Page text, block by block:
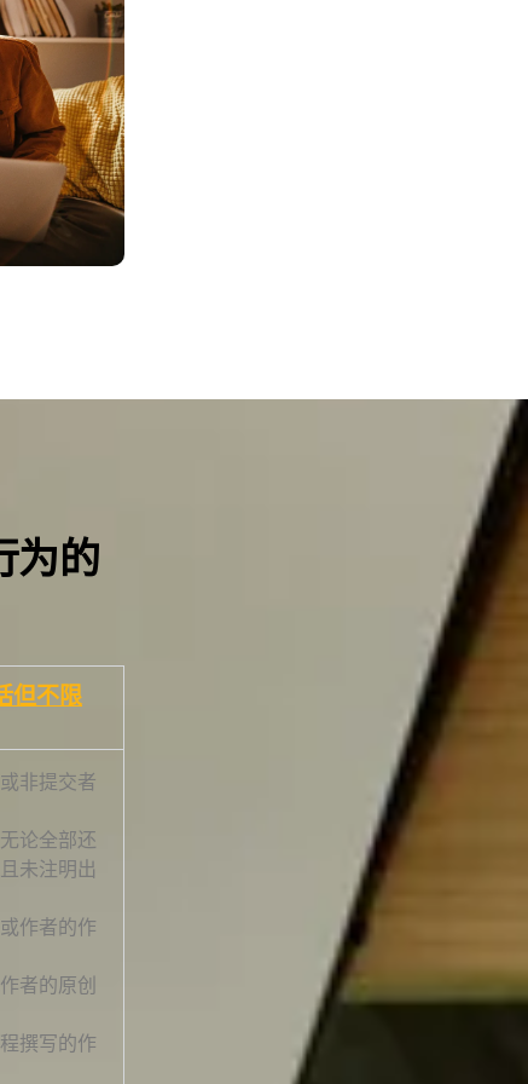
为的
但不限
非提交者
论全部还
未注明出
作者的作
者的原创
撰写的作
Русский
العربية